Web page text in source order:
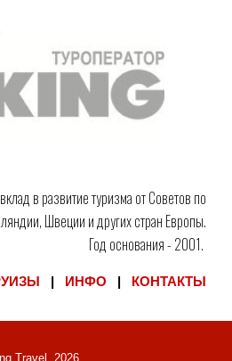
в развитие туризма от Советов по
Швеции и других стран Европы.
Год основания - 2001.
ИНФО КОНТАКТЫ
Travel, 2026